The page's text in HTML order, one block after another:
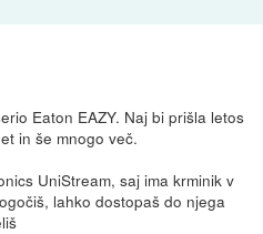
Eaton EAZY. Naj bi prišla letos
in še mnogo več.
UniStream, saj ima krminik v
lahko dostopaš do njega